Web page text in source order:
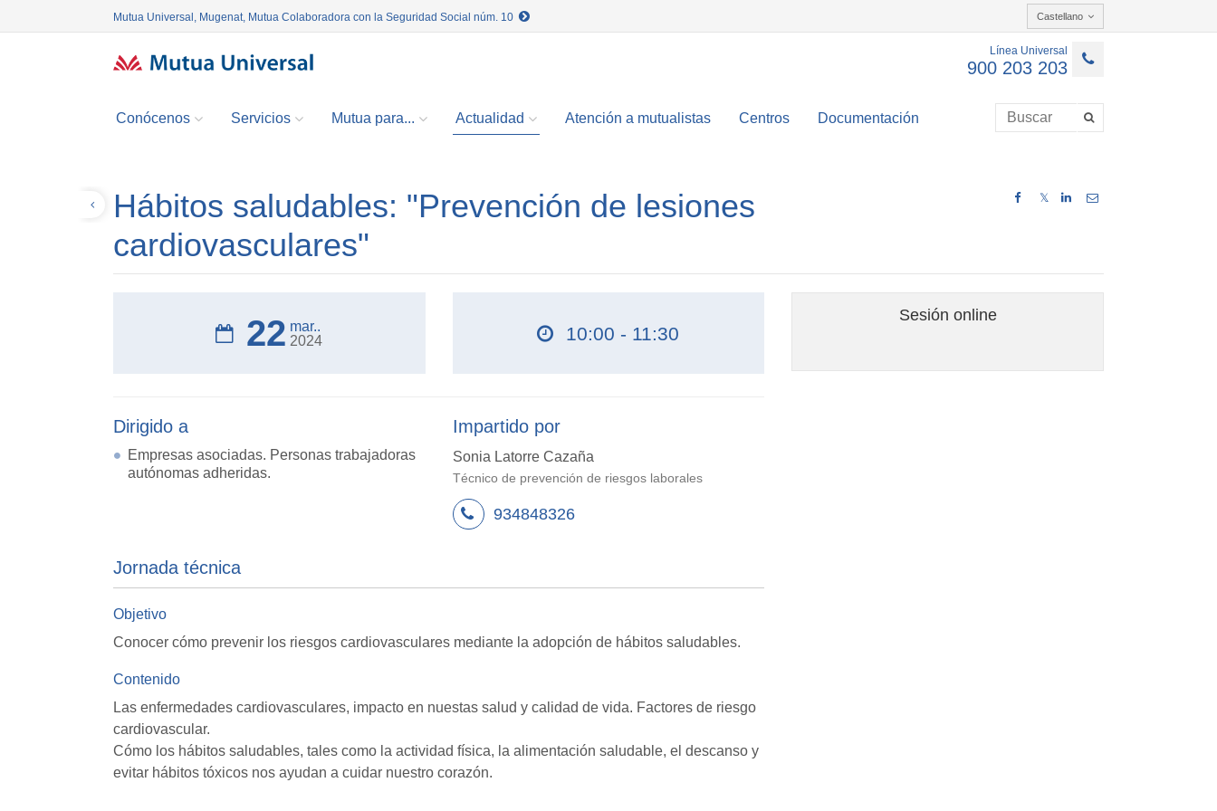
Mutua Universal, Mugenat, Mutua Colaboradora con la Seguridad Social núm. 10 Castellano
Línea Universal
900 203 203
Conócenos Servicios Mutua para... Actualidad Atención a mutualistas Centros Documentación
𝕏
Hábitos saludables: "Prevención de lesiones
cardiovasculares"
22 mar..
2024
10:00 - 11:30
Dirigido a
Empresas asociadas. Personas trabajadoras
autónomas adheridas.
Impartido por
Sonia Latorre Cazaña
Técnico de prevención de riesgos laborales
934848326
Jornada técnica
Objetivo
Conocer cómo prevenir los riesgos cardiovasculares mediante la adopción de hábitos saludables.
Contenido
Las enfermedades cardiovasculares, impacto en nuestas salud y calidad de vida. Factores de riesgo
cardiovascular.
Cómo los hábitos saludables, tales como la actividad física, la alimentación saludable, el descanso y
evitar hábitos tóxicos nos ayudan a cuidar nuestro corazón.
Sesión online